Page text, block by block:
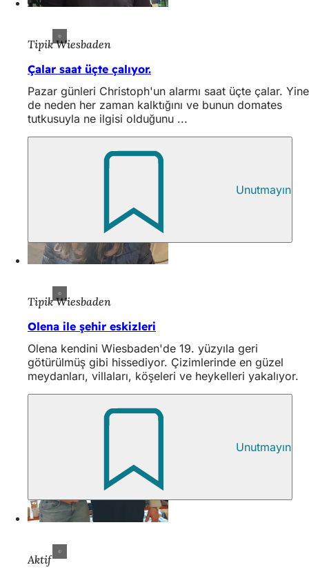
Tipik Wiesbaden
Çalar saat üçte çalıyor.
Pazar günleri Christoph'un alarmı saat üçte çalar. Yine
de neden her zaman kalktığını ve bunun domates
tutkusuyla ne ilgisi olduğunu ...
Unutmayın
Tipik Wiesbaden
Olena ile şehir eskizleri
Olena kendini Wiesbaden'de 19. yüzyıla geri
götürülmüş gibi hissediyor. Çizimlerinde en güzel
meydanları, villaları, köşeleri ve heykelleri yakalıyor.
Unutmayın
Aktif